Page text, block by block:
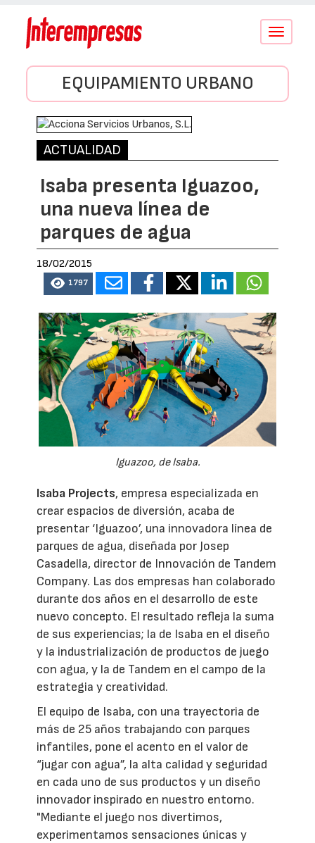
Conmutar
EQUIPAMIENTO URBANO
ACTUALIDAD
Isaba presenta Iguazoo,
una nueva línea de
parques de agua
18/02/2015
1797
Iguazoo, de Isaba.
Isaba Projects, empresa especializada en
crear espacios de diversión, acaba de
presentar ‘Iguazoo’, una innovadora línea de
parques de agua, diseñada por Josep
Casadella, director de Innovación de Tandem
Company. Las dos empresas han colaborado
durante dos años en el desarrollo de este
nuevo concepto. El resultado refleja la suma
de sus experiencias; la de Isaba en el diseño
y la industrialización de productos de juego
con agua, y la de Tandem en el campo de la
estrategia y creatividad.
El equipo de Isaba, con una trayectoria de
más de 25 años trabajando con parques
infantiles, pone el acento en el valor de
“jugar con agua”, la alta calidad y seguridad
en cada uno de sus productos y un diseño
innovador inspirado en nuestro entorno.
"Mediante el juego nos divertimos,
experimentamos sensaciones únicas y